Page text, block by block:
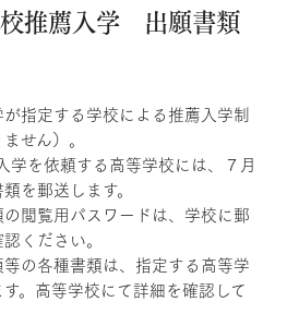
推薦入学 出願書類
指定する学校による推薦入学制
せん）。
を依頼する高等学校には、７月
を郵送します。
閲覧用パスワードは、学校に郵
ください。
の各種書類は、指定する高等学
。高等学校にて詳細を確認して